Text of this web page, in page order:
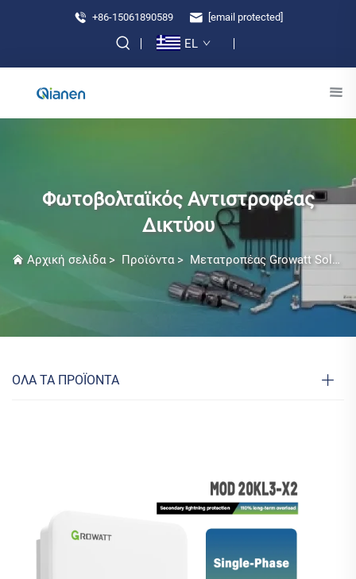
+86-15061890589 [email protected]
EL
Φωτοβολταϊκός Αντιστροφέας
Δικτύου
Αρχική σελίδα> Προϊόντα> Μετατροπέας Growatt Solar
ΟΛΑ ΤΑ ΠΡΟΪΟΝΤΑ